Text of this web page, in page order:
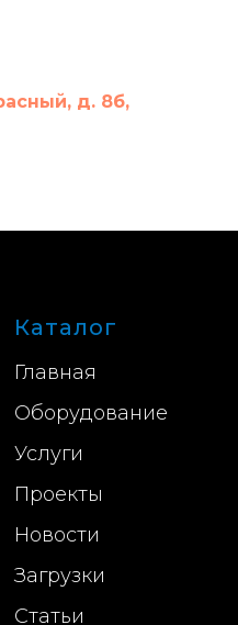
д. 8б,
Каталог
Главная
Оборудование
Услуги
Проекты
Новости
Загрузки
Статьи